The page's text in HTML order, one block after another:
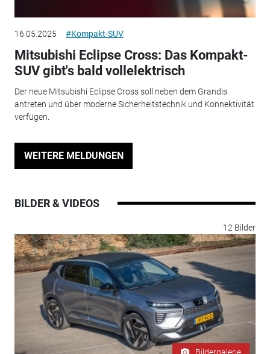
16.05.2025 #Kompakt-SUV
Mitsubishi Eclipse Cross: Das Kompakt-
SUV gibt's bald vollelektrisch
Der neue Mitsubishi Eclipse Cross soll neben dem Grandis
antreten und über moderne Sicherheitstechnik und Konnektivität
verfügen.
WEITERE MELDUNGEN
BILDER & VIDEOS
12 Bilder
Bildergalerie